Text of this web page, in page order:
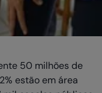
50 milhões de
estão em área